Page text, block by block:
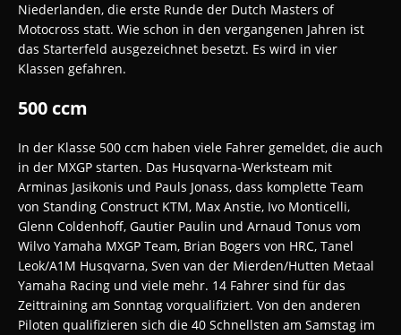
Niederlanden, die erste Runde der Dutch Masters of
Motocross statt. Wie schon in den vergangenen Jahren ist
das Starterfeld ausgezeichnet besetzt. Es wird in vier
Klassen gefahren.
500 ccm
In der Klasse 500 ccm haben viele Fahrer gemeldet, die auch
in der MXGP starten. Das Husqvarna-Werksteam mit
Arminas Jasikonis und Pauls Jonass, dass komplette Team
von Standing Construct KTM, Max Anstie, Ivo Monticelli,
Glenn Coldenhoff, Gautier Paulin und Arnaud Tonus vom
Wilvo Yamaha MXGP Team, Brian Bogers von HRC, Tanel
Leok/A1M Husqvarna, Sven van der Mierden/Hutten Metaal
Yamaha Racing und viele mehr. 14 Fahrer sind für das
Zeittraining am Sonntag vorqualifiziert. Von den anderen
Piloten qualifizieren sich die 40 Schnellsten am Samstag im